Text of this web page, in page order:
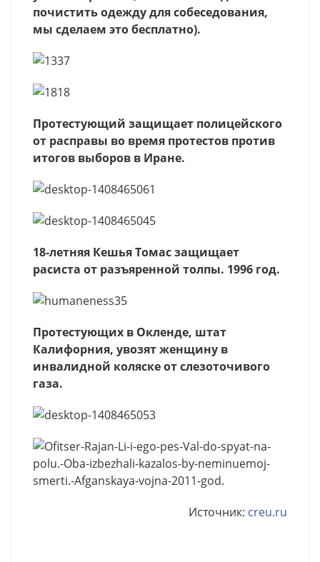
почистить одежду для собеседования,
мы сделаем это бесплатно).
Протестующий защищает полицейского
от расправы во время протестов против
итогов выборов в Иране.
18-летняя Кешья Томас защищает
расиста от разъяренной толпы. 1996 год.
Протестующих в Окленде, штат
Калифорния, увозят женщину в
инвалидной коляске от слезоточивого
газа.
Источник: creu.ru